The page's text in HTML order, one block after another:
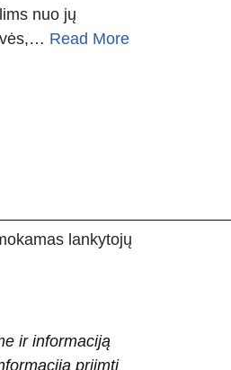
nuo jų
Read More
ir informaciją
priimti